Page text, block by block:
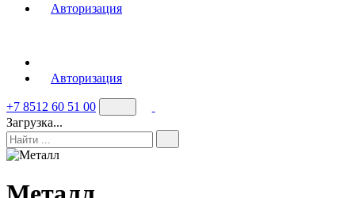
Авторизация
Авторизация
+7 8512 60 51 00
Загрузка...